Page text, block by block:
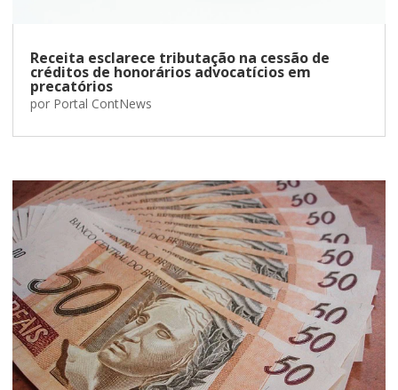
Receita esclarece tributação na cessão de
créditos de honorários advocatícios em
precatórios
por Portal ContNews